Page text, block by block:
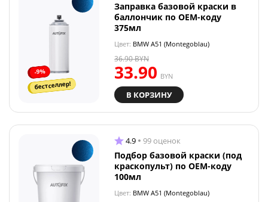
-9%
бестселлер!
Заправка базовой краски в
баллончик по OEM-коду
375мл
Цвет: BMW A51 (Montegoblau)
33.90 BYN
36.90BYN
В КОРЗИНУ
4.9 99 оценок
Подбор базовой краски (под
краскопульт) по OEM-коду
100мл
Цвет: BMW A51 (Montegoblau)